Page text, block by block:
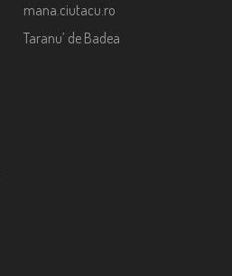
mana.ciutacu.ro
Taranu’ de Badea